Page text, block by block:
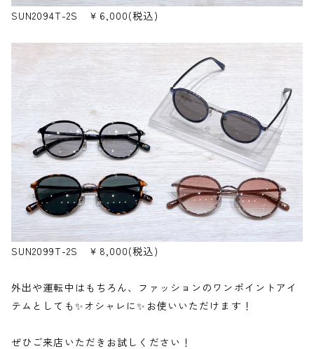
SUN2094T-2S ￥6,000(税込)
SUN2099T-2S ￥8,000(税込)
外出や運転中はもちろん、ファッションのワンポイントアイ
テムとしても✨オシャレに✨お使いいただけます！
ぜひご来店いただきお試しください！